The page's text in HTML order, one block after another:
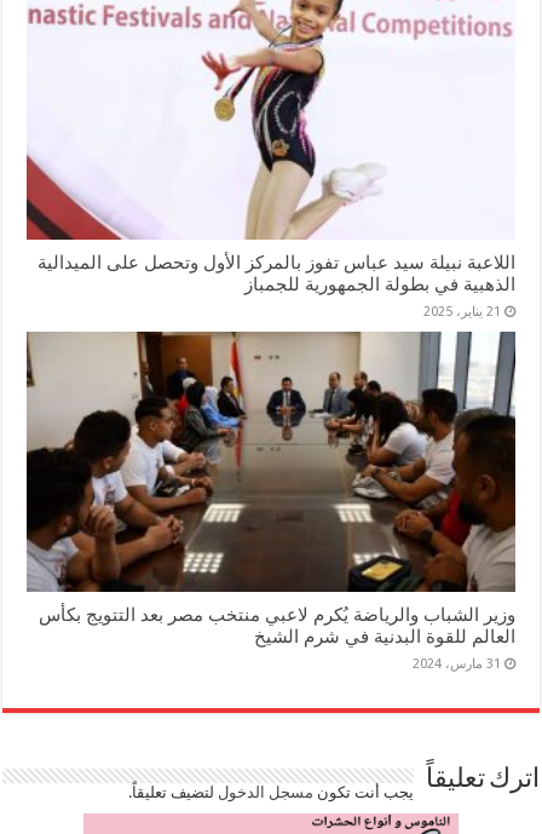
اللاعبة نبيلة سيد عباس تفوز بالمركز الأول وتحصل على الميدالية
الذهبية في بطولة الجمهورية للجمباز
21 يناير، 2025
وزير الشباب والرياضة يُكرم لاعبي منتخب مصر بعد التتويج بكأس
العالم للقوة البدنية في شرم الشيخ
31 مارس، 2024
اترك تعليقاً يجب أنت تكون مسجل الدخوللتضيف تعليقاً.